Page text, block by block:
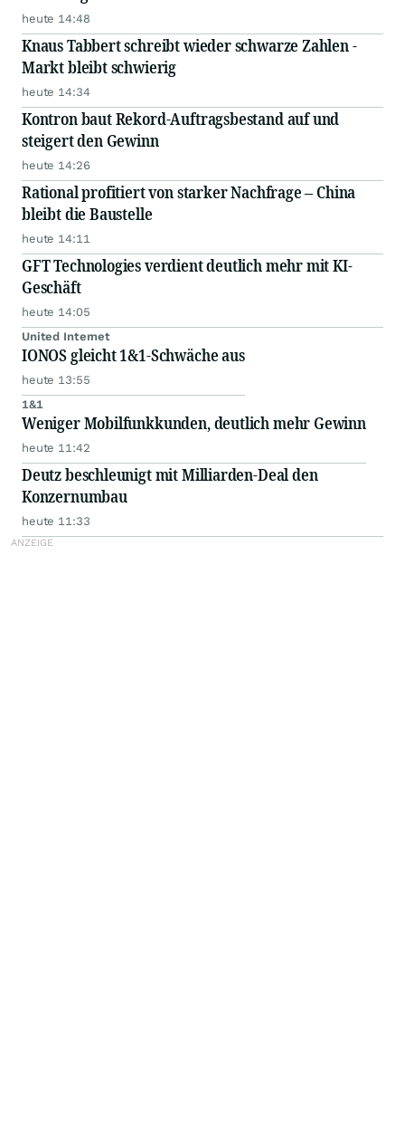
heute 14:48
Knaus Tabbert schreibt wieder schwarze Zahlen -
Markt bleibt schwierig
heute 14:34
Kontron baut Rekord-Auftragsbestand auf und
steigert den Gewinn
heute 14:26
Rational profitiert von starker Nachfrage – China
bleibt die Baustelle
heute 14:11
GFT Technologies verdient deutlich mehr mit KI-
Geschäft
heute 14:05
United Internet
IONOS gleicht 1&1-Schwäche aus
heute 13:55
1&1
Weniger Mobilfunkkunden, deutlich mehr Gewinn
heute 11:42
Deutz beschleunigt mit Milliarden-Deal den
Konzernumbau
heute 11:33